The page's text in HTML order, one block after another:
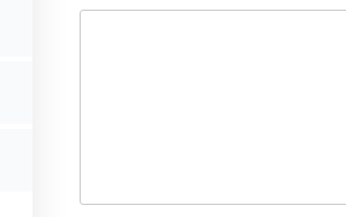
Virtual! Adquiere